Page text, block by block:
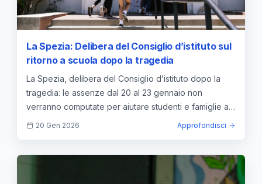
La Spezia: Delibera del Consiglio d’istituto sul
ritorno a scuola dopo la tragedia
La Spezia, delibera del Consiglio d’istituto dopo la
tragedia: le assenze dal 20 al 23 gennaio non
verranno computate per aiutare studenti e famiglie a
superare il lutto e rasserenare l'ambiente scolastico.
20 Gen 2026 Approfondisci